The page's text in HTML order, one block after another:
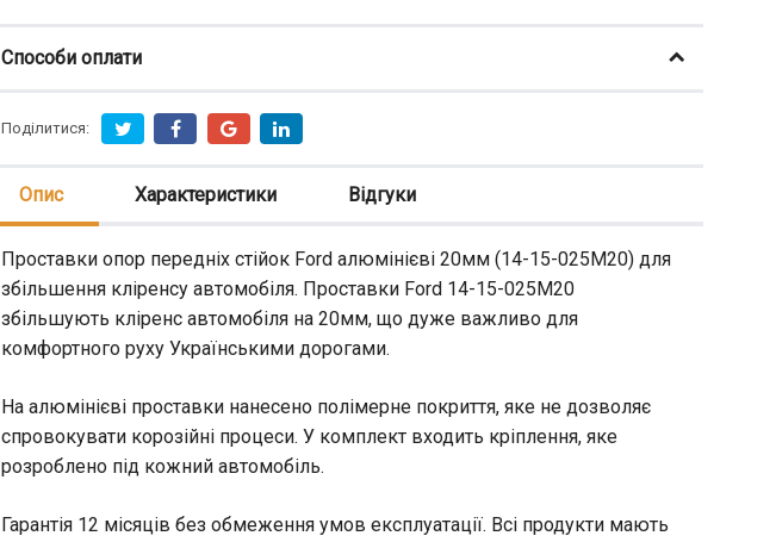
Способи оплати
Поділитися:
Опис Характеристики Відгуки
Проставки опор передніх стійок Ford алюмінієві 20мм (14-15-025M20) для
збільшення кліренсу автомобіля. Проставки Ford 14-15-025M20
збільшують кліренс автомобіля на 20мм, що дуже важливо для
комфортного руху Українськими дорогами.
На алюмінієві проставки нанесено полімерне покриття, яке не дозволяє
спровокувати корозійні процеси. У комплект входить кріплення, яке
розроблено під кожний автомобіль.
Гарантія 12 місяців без обмеження умов експлуатації. Всі продукти мають